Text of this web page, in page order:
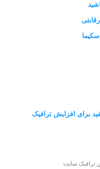
کلاه سفید برای افزایش ترافیک